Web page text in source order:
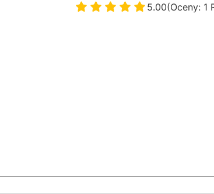
5.00(Oceny: 1